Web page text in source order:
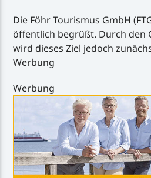
Die Föhr Tourismus GmbH
öffentlich begrüßt. Durch den
wird dieses Ziel jedoch
Werbung
Werbung